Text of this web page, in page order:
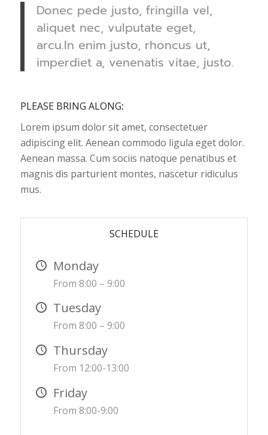
Donec pede justo, fringilla vel,
aliquet nec, vulputate eget,
arcu.In enim justo, rhoncus ut,
imperdiet a, venenatis vitae, justo.
PLEASE BRING ALONG:
Lorem ipsum dolor sit amet, consectetuer
adipiscing elit. Aenean commodo ligula eget dolor.
Aenean massa. Cum sociis natoque penatibus et
magnis dis parturient montes, nascetur ridiculus
mus.
SCHEDULE
Monday
From 8:00 – 9:00
Tuesday
From 8:00 – 9:00
Thursday
From 12:00-13:00
Friday
From 8:00-9:00